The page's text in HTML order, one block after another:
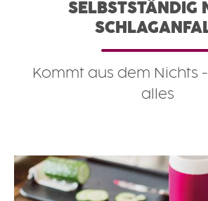
SELBSTSTÄNDIG
Kommt aus dem Nichts
alles